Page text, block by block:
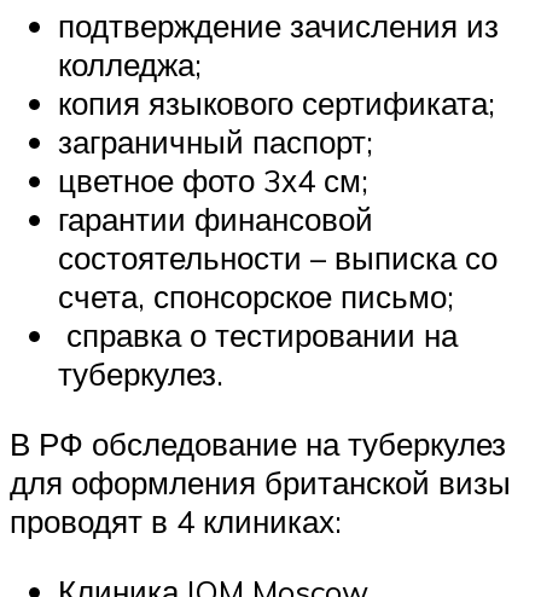
подтверждение зачисления из
колледжа;
копия языкового сертификата;
заграничный паспорт;
цветное фото 3х4 см;
гарантии финансовой
состоятельности – выписка со
счета, спонсорское письмо;
справка о тестировании на
туберкулез.
В РФ обследование на туберкулез
для оформления британской визы
проводят в 4 клиниках: